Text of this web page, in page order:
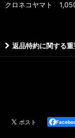
クロネコヤマト
返品特約に関する